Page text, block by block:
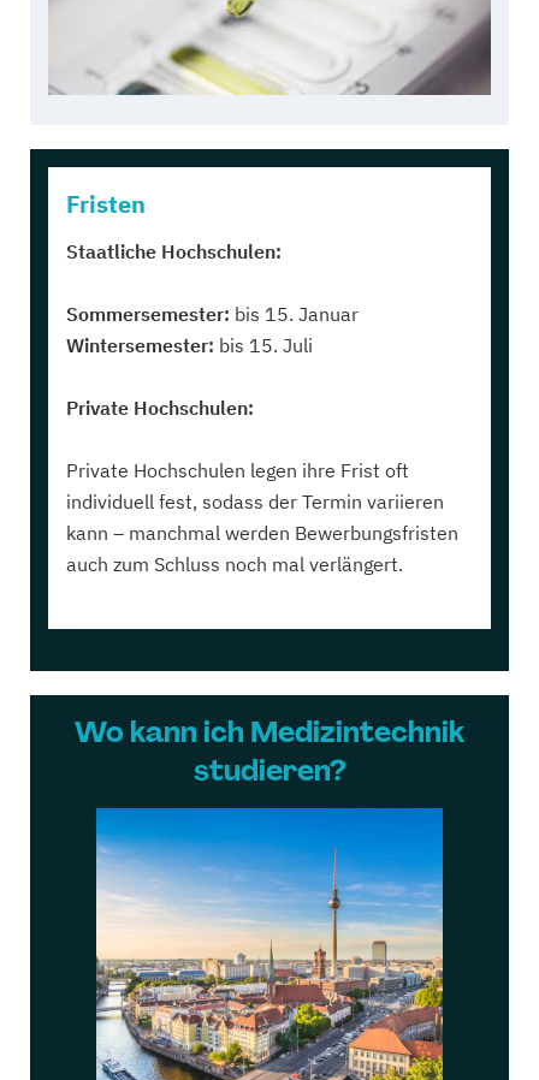
Fristen
Staatliche Hochschulen:
Sommersemester: bis 15. Januar
Wintersemester: bis 15. Juli
Private Hochschulen:
Private Hochschulen legen ihre Frist oft
individuell fest, sodass der Termin variieren
kann – manchmal werden Bewerbungsfristen
auch zum Schluss noch mal verlängert.
Wo kann ich Medizintechnik
studieren?